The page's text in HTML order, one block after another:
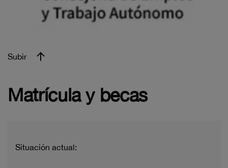
Subir
Matrícula y becas
Situación actual: